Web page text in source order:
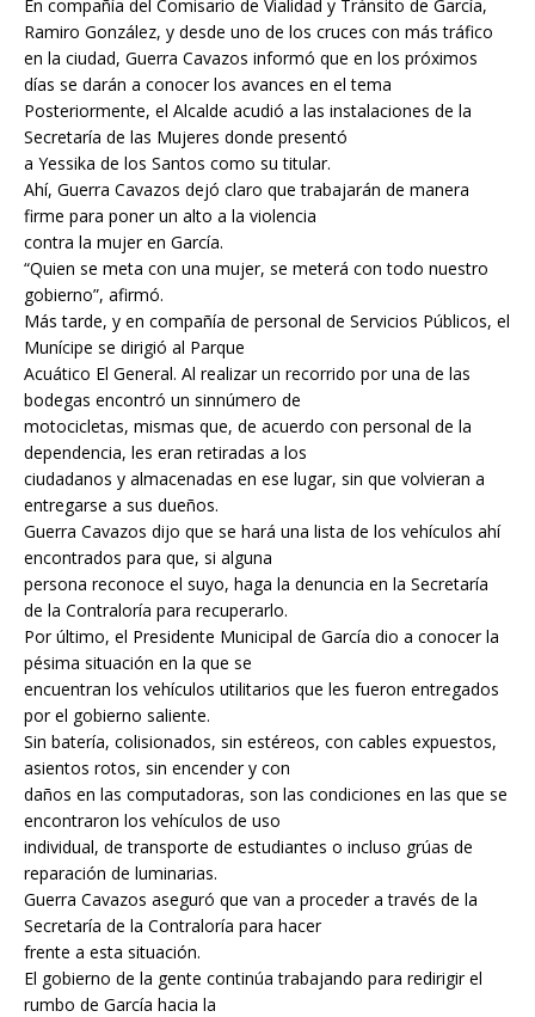
En compañía del Comisario de Vialidad y Tránsito de García,
Ramiro González, y desde uno de los cruces con más tráfico
en la ciudad, Guerra Cavazos informó que en los próximos
días se darán a conocer los avances en el tema
Posteriormente, el Alcalde acudió a las instalaciones de la
Secretaría de las Mujeres donde presentó
a Yessika de los Santos como su titular.
Ahí, Guerra Cavazos dejó claro que trabajarán de manera
firme para poner un alto a la violencia
contra la mujer en García.
“Quien se meta con una mujer, se meterá con todo nuestro
gobierno”, afirmó.
Más tarde, y en compañía de personal de Servicios Públicos, el
Munícipe se dirigió al Parque
Acuático El General. Al realizar un recorrido por una de las
bodegas encontró un sinnúmero de
motocicletas, mismas que, de acuerdo con personal de la
dependencia, les eran retiradas a los
ciudadanos y almacenadas en ese lugar, sin que volvieran a
entregarse a sus dueños.
Guerra Cavazos dijo que se hará una lista de los vehículos ahí
encontrados para que, si alguna
persona reconoce el suyo, haga la denuncia en la Secretaría
de la Contraloría para recuperarlo.
Por último, el Presidente Municipal de García dio a conocer la
pésima situación en la que se
encuentran los vehículos utilitarios que les fueron entregados
por el gobierno saliente.
Sin batería, colisionados, sin estéreos, con cables expuestos,
asientos rotos, sin encender y con
daños en las computadoras, son las condiciones en las que se
encontraron los vehículos de uso
individual, de transporte de estudiantes o incluso grúas de
reparación de luminarias.
Guerra Cavazos aseguró que van a proceder a través de la
Secretaría de la Contraloría para hacer
frente a esta situación.
El gobierno de la gente continúa trabajando para redirigir el
rumbo de García hacia la